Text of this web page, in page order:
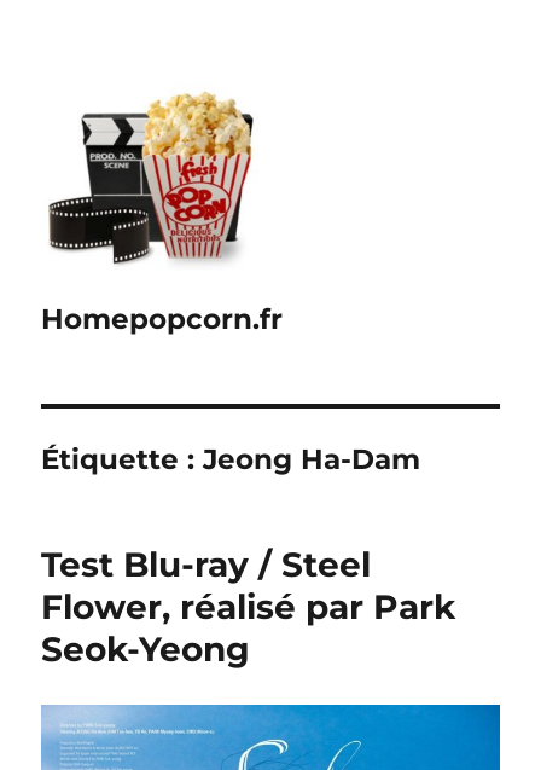
Homepopcorn.fr
Étiquette :Jeong Ha-Dam
Test Blu-ray / Steel
Flower, réalisé par Park
Seok-Yeong